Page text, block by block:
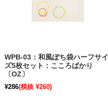
WPB-03：和風ぽち袋ハーフサイ
ズ5枚セット：こころばかり
〔OZ〕
¥286(税抜 ¥260)